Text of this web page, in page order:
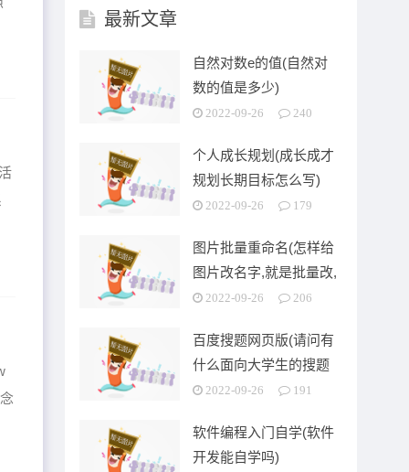
最新文章
自然对数e的值(自然对
数的值是多少)
2022-09-26 240
个人成长规划(成长成才
规划长期目标怎么写)
2022-09-26 179
图片批量重命名(怎样给
图片改名字,就是批量改,
可以按顺序排列的)
2022-09-26 206
百度搜题网页版(请问有
什么面向大学生的搜题
app)
2022-09-26 191
软件编程入门自学(软件
开发能自学吗)